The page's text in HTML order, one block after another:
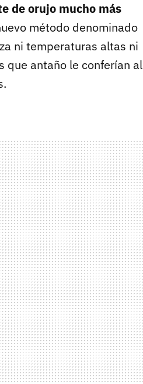
de orujo mucho más
método denominado
ni temperaturas altas ni
que antaño le conferían al